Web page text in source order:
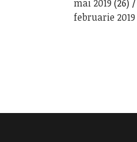
mai 2019 (26)
februarie 2019